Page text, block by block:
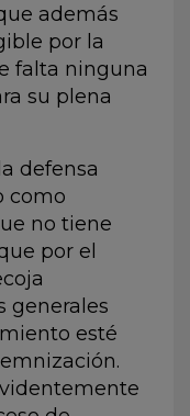
además
por la
falta ninguna
su plena
defensa
como
no tiene
por el
generales
esté